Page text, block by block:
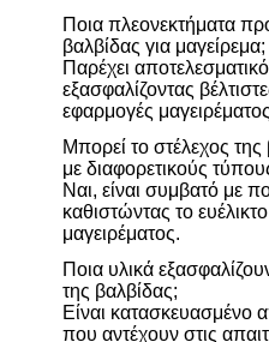
Ποια πλεονεκτήματα
βαλβίδας για μαγείρεμα;
Παρέχει
εξασφαλίζοντας
εφαρμογές
Μπορεί το στέλεχος της
με διαφορετικούς
Ναι, είναι συμβατό με
καθιστώντας το
μαγειρέματος.
Ποια υλικά
της βαλβίδας;
Είναι κατασκευασμένο
που αντέχουν στις